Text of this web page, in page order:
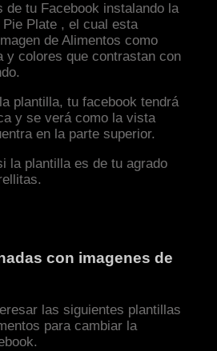
de tu Facebook instalando la
Plate , el cual esta
de Alimentos como
y colores que contrastan con
plantilla, tu facebook tendrá
y se verá como la vista
en la parte superior.
la plantilla es de tu agrado
con imagenes de
las siguientes plantillas
para cambiar la